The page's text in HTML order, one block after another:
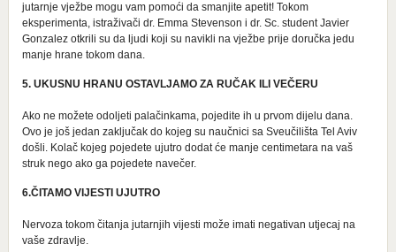
jutarnje vježbe mogu vam pomoći da smanjite apetit! Tokom
eksperimenta, istraživači dr. Emma Stevenson i dr. Sc. student Javier
Gonzalez otkrili su da ljudi koji su navikli na vježbe prije doručka jedu
manje hrane tokom dana.
5. UKUSNU HRANU OSTAVLJAMO ZA RUČAK ILI VEČERU
Ako ne možete odoljeti palačinkama, pojedite ih u prvom dijelu dana.
Ovo je još jedan zaključak do kojeg su naučnici sa Sveučilišta Tel Aviv
došli. Kolač kojeg pojedete ujutro dodat će manje centimetara na vaš
struk nego ako ga pojedete navečer.
6.ČITAMO VIJESTI UJUTRO
Nervoza tokom čitanja jutarnjih vijesti može imati negativan utjecaj na
vaše zdravlje.